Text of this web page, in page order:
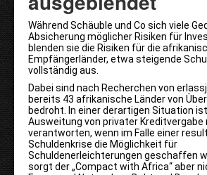
Während Schäuble und Co sich viele
Absicherung möglicher Risiken für
blenden sie die Risiken für die
Empfängerländer, etwa steigende
vollständig aus.
Dabei sind nach Recherchen von
bereits 43 afrikanische Länder von
bedroht. In einer derartigen Situation
Ausweitung von privater Kreditvergabe
verantworten, wenn im Falle einer
Schuldenkrise die Möglichkeit für
Schuldenerleichterungen geschaffen
sorgt der „Compact with Africa“ aber